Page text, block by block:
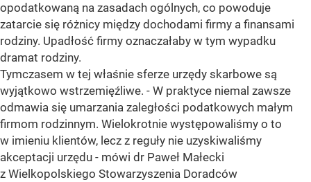
opodatkowaną na zasadach ogólnych, co powoduje
zatarcie się różnicy między dochodami firmy a finansami
rodziny. Upadłość firmy oznaczałaby w tym wypadku
dramat rodziny.
Tymczasem w tej właśnie sferze urzędy skarbowe są
wyjątkowo wstrzemięźliwe. - W praktyce niemal zawsze
odmawia się umarzania zaległości podatkowych małym
firmom rodzinnym. Wielokrotnie występowaliśmy o to
w imieniu klientów, lecz z reguły nie uzyskiwaliśmy
akceptacji urzędu - mówi dr Paweł Małecki
z Wielkopolskiego Stowarzyszenia Doradców